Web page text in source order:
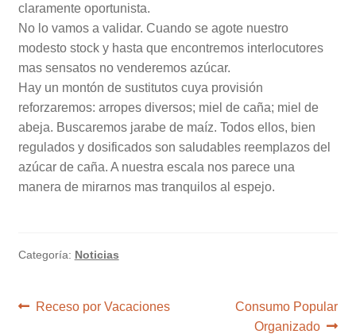
Receso de verano
Retirando en Roca Negra
Sobre el Portal
Sugerencias y consultas
Cómo Comprar?
claramente oportunista.
No lo vamos a validar. Cuando se agote nuestro
modesto stock y hasta que encontremos interlocutores
mas sensatos no venderemos azúcar.
Hay un montón de sustitutos cuya provisión
reforzaremos: arropes diversos; miel de caña; miel de
abeja. Buscaremos jarabe de maíz. Todos ellos, bien
regulados y dosificados son saludables reemplazos del
azúcar de caña. A nuestra escala nos parece una
manera de mirarnos mas tranquilos al espejo.
Categoría: Noticias
Navegación
Anterior:
Receso por Vacaciones Siguiente:
Consumo Popular
Organizado